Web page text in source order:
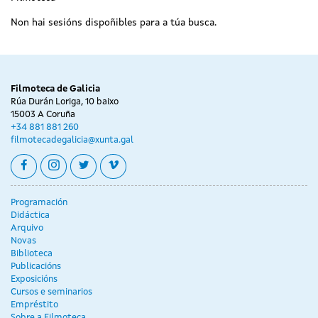
Non hai sesións dispoñibles para a túa busca.
Filmoteca de Galicia
Rúa Durán Loriga, 10 baixo
15003 A Coruña
+34 881 881 260
filmotecadegalicia@xunta.gal
facebookinstagram
twittervimeo
Programación
Didáctica
Arquivo
Novas
Biblioteca
Publicacións
Exposicións
Cursos e seminarios
Empréstito